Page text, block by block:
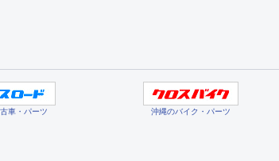
車・パーツ 沖縄のバイク・パーツ